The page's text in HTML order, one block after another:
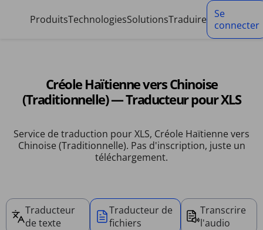
ProduitsTechnologiesSolutionsTraduire
Se
connecter
Créole Haïtienne vers Chinoise
(Traditionnelle) — Traducteur pour XLS
Service de traduction pour XLS, Créole Haïtienne vers
Chinoise (Traditionnelle). Pas d'inscription, juste un
téléchargement.
Traducteur
de texte
Traducteur de
fichiers
Transcrire
l'audio